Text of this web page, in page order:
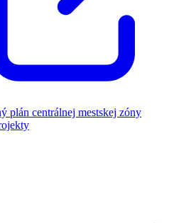
plán centrálnej mestskej zóny